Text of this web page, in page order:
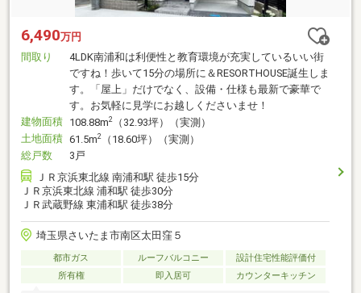
6,490万円
間取り
4LDK南浦和は利便性と教育環境が充実しているいい街
ですね！歩いて15分の場所に＆RESORTHOUSE誕生しま
す。「屋上」だけでなく、設備・仕様も最新で豪華で
す。お気軽に見学にお越しくださいませ！
建物面積 108.88m2
（32.93坪）（実測）
土地面積 61.5m2
（18.60坪）（実測）
総戸数
3戸
ＪＲ京浜東北線 南浦和駅 徒歩15分
ＪＲ京浜東北線 浦和駅 徒歩30分
ＪＲ武蔵野線 東浦和駅 徒歩38分
埼玉県さいたま市南区太田窪５
都市ガス ルーフバルコニー
設計住宅性能評価付
所有権
即入居可 カウンターキッチン